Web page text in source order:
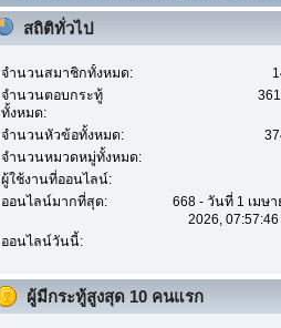
สถิติทั่วไป
จำนวนสมาชิกทั้งหมด:
จำนวนตอบกระทู้
ทั้งหมด:
จำนวนหัวข้อทั้งหมด:
จำนวนหมวดหมู่ทั้งหมด:
ผู้ใช้งานที่ออนไลน์:
ออนไลน์มากที่สุด:
668 - วันที่ 1 เมษ
2026,
ออนไลน์วันนี้:
ผู้มีกระทู้สูงสุด 10 คนแรก